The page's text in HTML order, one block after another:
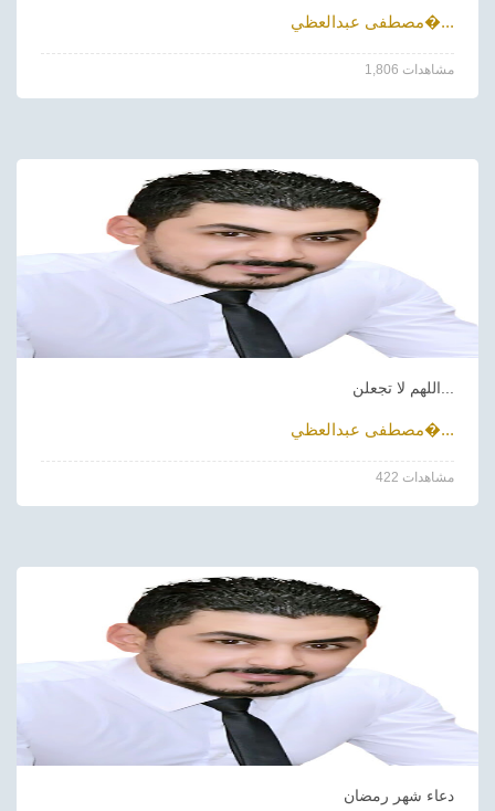
مصطفى عبدالعظي�...
1,806 مشاهدات
مصطفى عبدالعظي�...
422 مشاهدات
دعاء شهر رمضان